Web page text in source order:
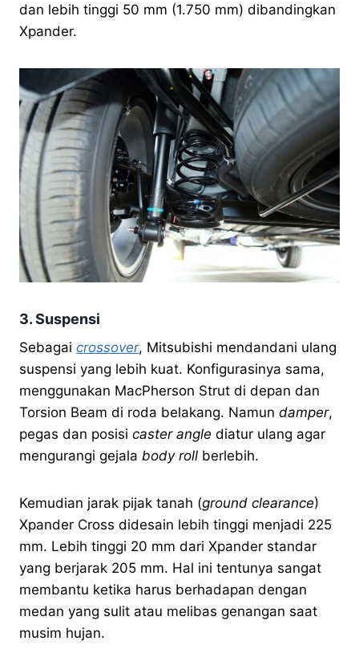
dan lebih tinggi 50 mm (1.750 mm) dibandingkan
Xpander.
3. Suspensi
Sebagai crossover, Mitsubishi mendandani ulang
suspensi yang lebih kuat. Konfigurasinya sama,
menggunakan MacPherson Strut di depan dan
Torsion Beam di roda belakang. Namun damper,
pegas dan posisi caster angle diatur ulang agar
mengurangi gejala body roll berlebih.
Kemudian jarak pijak tanah (ground clearance)
Xpander Cross didesain lebih tinggi menjadi 225
mm. Lebih tinggi 20 mm dari Xpander standar
yang berjarak 205 mm. Hal ini tentunya sangat
membantu ketika harus berhadapan dengan
medan yang sulit atau melibas genangan saat
musim hujan.